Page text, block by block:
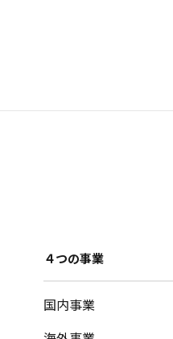
４つの事業
国内事業